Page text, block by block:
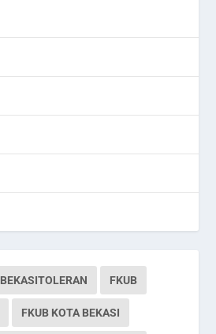
BEKASITOLERAN FKUB
FKUB KOTA BEKASI